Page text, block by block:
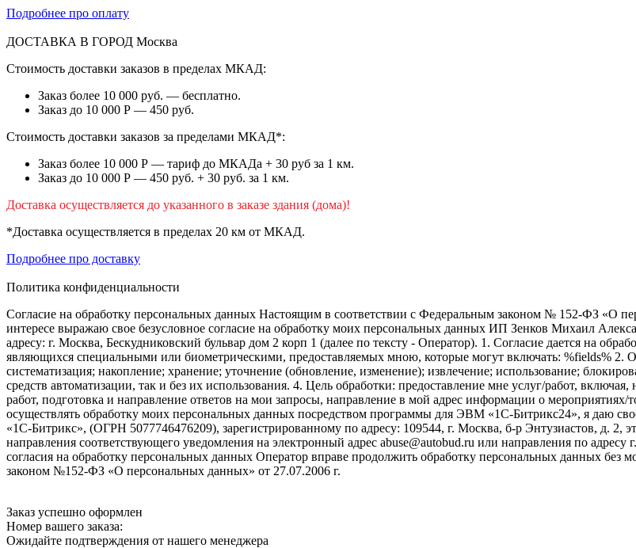
Подробнее про оплату
ДОСТАВКА В ГОРОД Москва
Стоимость доставки заказов в пределах МКАД:
Заказ более 10 000 руб. — бесплатно.
Заказ до 10 000 Р — 450 руб.
Стоимость доставки заказов за пределами МКАД*:
Заказ более 10 000 Р — тариф до МКАДа + 30 руб за 1 км.
Заказ до 10 000 Р — 450 руб. + 30 руб. за 1 км.
Доставка осуществляется до указанного в заказе здания (дома)!
*Доставка осуществляется в пределах 20 км от МКАД.
Подробнее про доставку
Политика конфиденциальности
Согласие на обработку персональных данных Настоящим в соответствии с Федеральным законом № 152-ФЗ «О
интересе выражаю свое безусловное согласие на обработку моих персональных данных ИП Зенков Михаил
адресу: г. Москва, Бескудниковский бульвар дом 2 корп 1 (далее по тексту - Оператор). 1. Согласие дается на
являющихся специальными или биометрическими, предоставляемых мною, которые могут включать: %fields% 2.
систематизация; накопление; хранение; уточнение (обновление, изменение); извлечение; использование;
средств автоматизации, так и без их использования. 4. Цель обработки: предоставление мне услуг/работ,
работ, подготовка и направление ответов на мои запросы, направление в мой адрес информации о
осуществлять обработку моих персональных данных посредством программы для ЭВМ «1С-Битрикс24», я даю
«1С-Битрикс», (ОГРН 5077746476209), зарегистрированному по адресу: 109544, г. Москва, б-р Энтузиастов, д. 2,
направления соответствующего уведомления на электронный адрес abuse@autobud.ru или направления по
согласия на обработку персональных данных Оператор вправе продолжить обработку персональных данных
законом №152-ФЗ «О персональных данных» от 27.07.2006 г.
Заказ успешно оформлен
Номер вашего заказа:
Ожидайте подтверждения от нашего менеджера